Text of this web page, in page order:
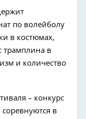
по волейболу
в костюмах,
трамплина в
и количество
– конкурс
в